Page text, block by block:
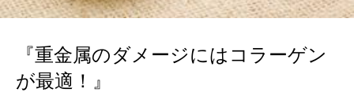
『重金属のダメージにはコラーゲン
が最適！』